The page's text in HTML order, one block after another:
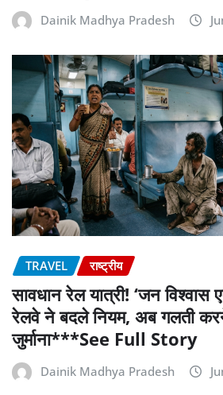
Dainik Madhya Pradesh
TRAVEL राष्ट्रीय
सावधान रेल यात्री! ‘जन
रेलवे ने बदले नियम, अब गलती
जुर्माना***See Full Story
Dainik Madhya Pradesh